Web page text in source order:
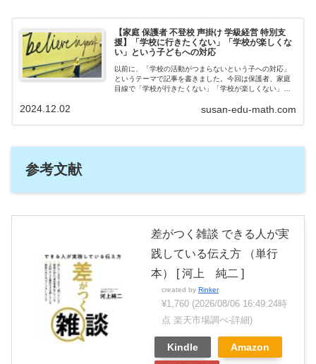
【家庭 保護者 不登校 声掛け 学級経営 特別支
援】「学校に行きたくない」「学校が楽しくな
い」という子どもへの対応
以前に、「学校の活動がつまらないという子への対応」
というテーマで記事を書きました。今回は保護者、家庭
目線で「学校が行きたくない」「学校が楽しくない」と
が楽しくないと感じる理由「学校がつまらな…
susan-edu-math.com
2024.12.02
参考文献
差がつく雑談 できる人が実
践している伝え方 （単行
本） [ 河上 純二 ]
created by Rinker
¥1,760 (2026/08/06 16:49:24時
点 楽天市場調べ-詳細)
Kindle Amazon